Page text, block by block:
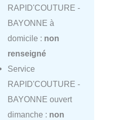
RAPID'COUTURE -
BAYONNE à
domicile : non
renseigné
Service
RAPID'COUTURE -
BAYONNE ouvert
dimanche : non